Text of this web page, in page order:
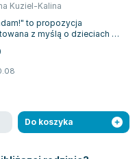
Kuziel-Kalina
to propozycja
z myślą o dzieciach w
Składa się z dwóch c...
Do koszyka